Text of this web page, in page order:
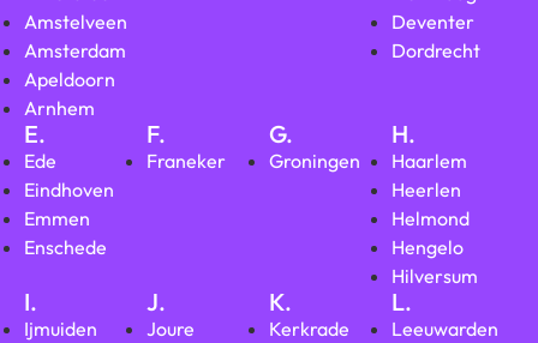
Amstelveen
Amsterdam
Apeldoorn
Arnhem
Deventer
Dordrecht
E.
Ede
Eindhoven
Emmen
Enschede
F.
Franeker
G.
Groningen
H.
Haarlem
Heerlen
Helmond
Hengelo
Hilversum
I.
Ijmuiden
J.
Joure
K.
Kerkrade
L.
Leeuwarden